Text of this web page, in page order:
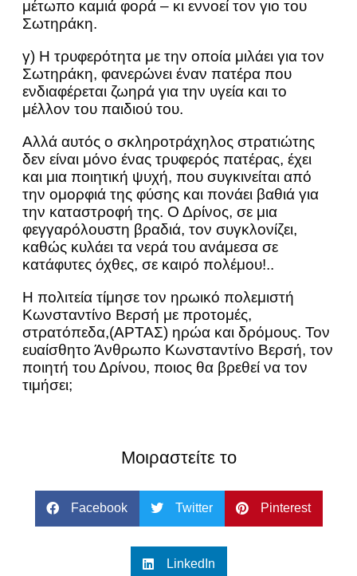
μέτωπο καμιά φορά – κι εννοεί τον γιο του
Σωτηράκη.
γ) Η τρυφερότητα με την οποία μιλάει για τον
Σωτηράκη, φανερώνει έναν πατέρα που
ενδιαφέρεται ζωηρά για την υγεία και το
μέλλον του παιδιού του.
Αλλά αυτός ο σκληροτράχηλος στρατιώτης
δεν είναι μόνο ένας τρυφερός πατέρας, έχει
και μια ποιητική ψυχή, που συγκινείται από
την ομορφιά της φύσης και πονάει βαθιά για
την καταστροφή της. Ο Δρίνος, σε μια
φεγγαρόλουστη βραδιά, τον συγκλονίζει,
καθώς κυλάει τα νερά του ανάμεσα σε
κατάφυτες όχθες, σε καιρό πολέμου!..
Η πολιτεία τίμησε τον ηρωικό πολεμιστή
Κωνσταντίνο Βερσή με προτομές,
στρατόπεδα,(ΑΡΤΑΣ) ηρώα και δρόμους. Τον
ευαίσθητο Άνθρωπο Κωνσταντίνο Βερσή, τον
ποιητή του Δρίνου, ποιος θα βρεθεί να τον
τιμήσει;
Μοιραστείτε το
Facebook Twitter Pinterest
LinkedIn